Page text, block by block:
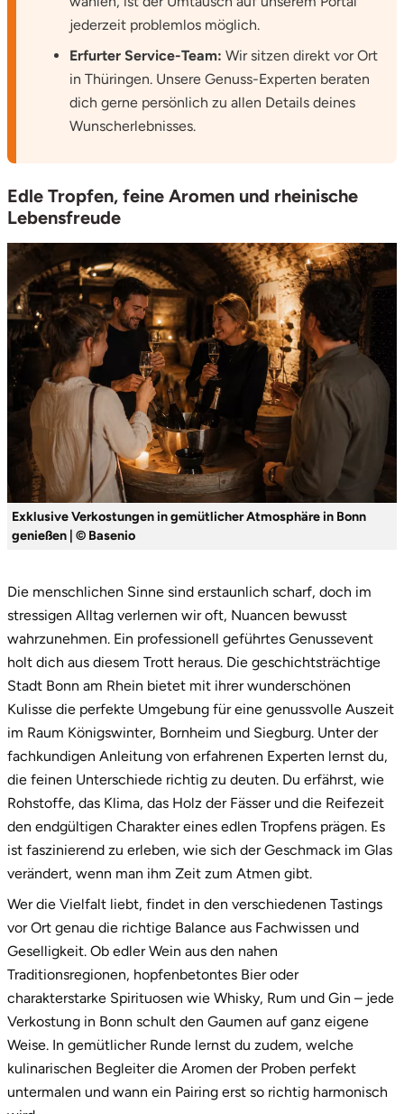
jederzeit problemlos möglich.
Erfurter Service-Team: Wir sitzen direkt vor Ort
in Thüringen. Unsere Genuss-Experten beraten
dich gerne persönlich zu allen Details deines
Wunscherlebnisses.
Edle Tropfen, feine Aromen und rheinische
Lebensfreude
Exklusive Verkostungen in gemütlicher Atmosphäre in Bonn
genießen | © Basenio
Die menschlichen Sinne sind erstaunlich scharf, doch im
stressigen Alltag verlernen wir oft, Nuancen bewusst
wahrzunehmen. Ein professionell geführtes Genussevent
holt dich aus diesem Trott heraus. Die geschichtsträchtige
Stadt Bonn am Rhein bietet mit ihrer wunderschönen
Kulisse die perfekte Umgebung für eine genussvolle Auszeit
im Raum Königswinter, Bornheim und Siegburg. Unter der
fachkundigen Anleitung von erfahrenen Experten lernst du,
die feinen Unterschiede richtig zu deuten. Du erfährst, wie
Rohstoffe, das Klima, das Holz der Fässer und die Reifezeit
den endgültigen Charakter eines edlen Tropfens prägen. Es
ist faszinierend zu erleben, wie sich der Geschmack im Glas
verändert, wenn man ihm Zeit zum Atmen gibt.
Wer die Vielfalt liebt, findet in den verschiedenen Tastings
vor Ort genau die richtige Balance aus Fachwissen und
Geselligkeit. Ob edler Wein aus den nahen
Traditionsregionen, hopfenbetontes Bier oder
charakterstarke Spirituosen wie Whisky, Rum und Gin – jede
Verkostung in Bonn schult den Gaumen auf ganz eigene
Weise. In gemütlicher Runde lernst du zudem, welche
kulinarischen Begleiter die Aromen der Proben perfekt
untermalen und wann ein Pairing erst so richtig harmonisch